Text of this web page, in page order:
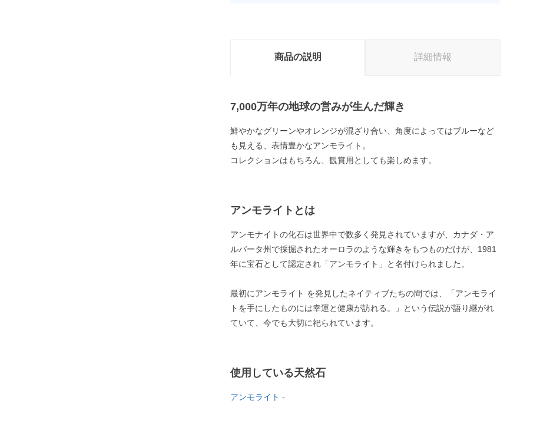
商品の説明 詳細情報
7,000万年の地球の営みが生んだ輝き
鮮やかなグリーンやオレンジが混ざり合い、角度によってはブルーなど
も見える、表情豊かなアンモライト。
コレクションはもちろん、観賞用としても楽しめます。
アンモライトとは
アンモナイトの化石は世界中で数多く発見されていますが、カナダ・ア
ルバータ州で採掘されたオーロラのような輝きをもつものだけが、1981
年に宝石として認定され「アンモライト」と名付けられました。
最初にアンモライト を発見したネイティブたちの間では、「アンモライ
トを手にしたものには幸運と健康が訪れる。」という伝説が語り継がれ
ていて、今でも大切に祀られています。
使用している天然石
アンモライト -